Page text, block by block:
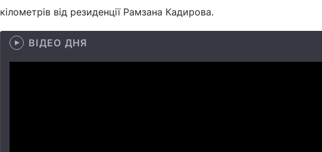
кілометрів від резиденції Рамзана Кадирова.
ВІДЕО ДНЯ